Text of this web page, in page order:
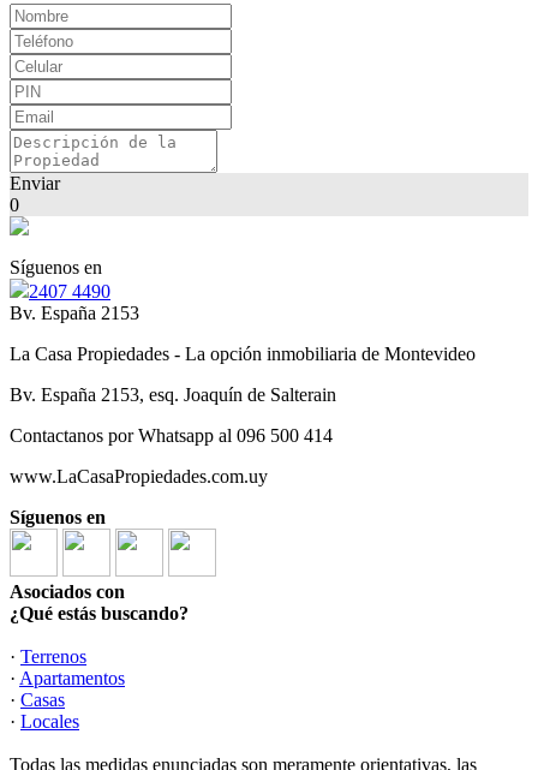
Enviar
0
Síguenos en
2407 4490
Bv. España 2153
La Casa Propiedades - La opción inmobiliaria de Montevideo
Bv. España 2153, esq. Joaquín de Salterain
Contactanos por Whatsapp al 096 500 414
www.LaCasaPropiedades.com.uy
Síguenos en
Asociados con
¿Qué estás buscando?
· Terrenos
· Apartamentos
· Casas
· Locales
Todas las medidas enunciadas son meramente orientativas, las